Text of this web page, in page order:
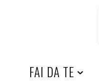
HOME
FAI DA TE